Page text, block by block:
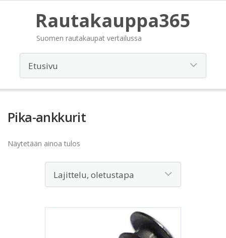
Rautakauppa365
Suomen rautakaupat vertailussa
Pika-ankkurit
Näytetään ainoa tulos